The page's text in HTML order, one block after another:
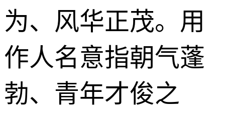
为、风华正茂。用
作人名意指朝气蓬
勃、青年才俊之